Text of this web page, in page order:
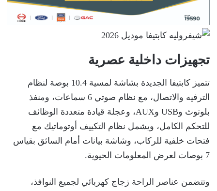
تجهيزات داخلية عصرية
تتميز كابتيفا الجديدة بشاشة لمسية 10.4 بوصة لنظام
الترفيه والاتصال، مع نظام صوتي 6 سماعات، ومنفذ
بلوتوث وUSB وAUX، وعجلة قيادة متعددة الوظائف
للتحكم الكامل، ويشمل نظام التكييف أوتوماتيك مع
فتحات خلفية للركاب، وشاشة بيانات أمام السائق بقياس
7 بوصات لعرض المعلومات الحيوية.
وتتضمن عناصر الراحة زجاج كهربائي لجميع النوافذ،